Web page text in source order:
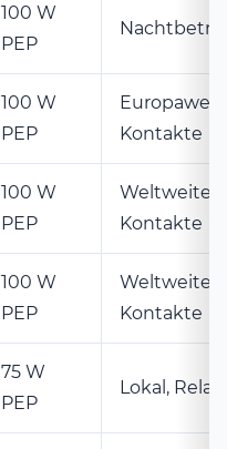
100 W
PEP
100 W
PEP
Kontakte
100 W
PEP
Weltweite
Kontakte
100 W
PEP
Weltweite
Kontakte
75 W
PEP
Lokal,